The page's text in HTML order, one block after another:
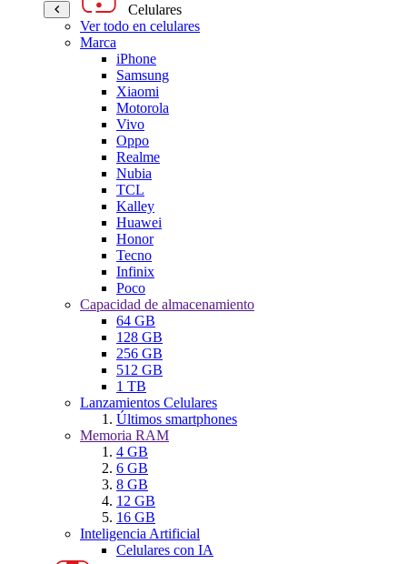
Celulares
Ver todo en celulares
Marca
iPhone
Samsung
Xiaomi
Motorola
Vivo
Oppo
Realme
Nubia
TCL
Kalley
Huawei
Honor
Tecno
Infinix
Poco
Capacidad de almacenamiento
64 GB
128 GB
256 GB
512 GB
1 TB
Lanzamientos Celulares
Últimos smartphones
Memoria RAM
4 GB
6 GB
8 GB
12 GB
16 GB
Inteligencia Artificial
Celulares con IA